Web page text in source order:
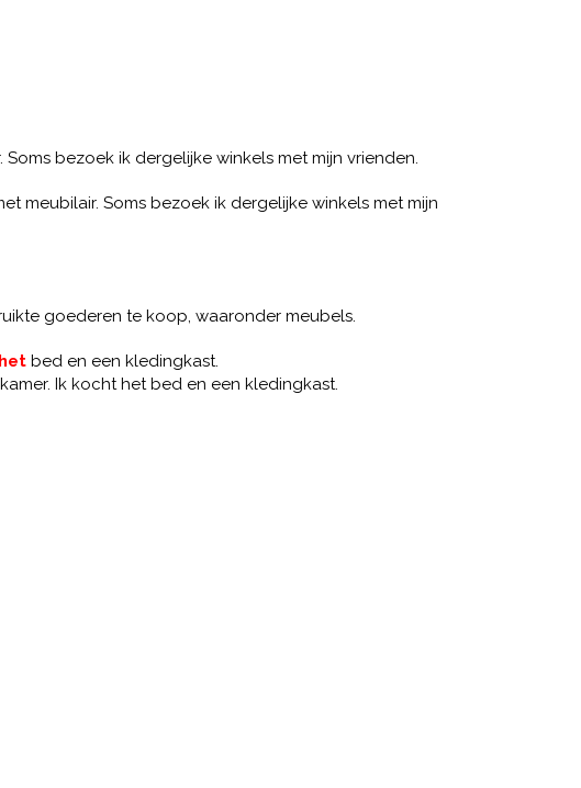
bezoek ik dergelijke winkels met mijn vrienden.
meubilair. Soms bezoek ik dergelijke winkels met mijn
goederen te koop, waaronder meubels.
het bed en een kledingkast.
Ik kocht het bed en een kledingkast.